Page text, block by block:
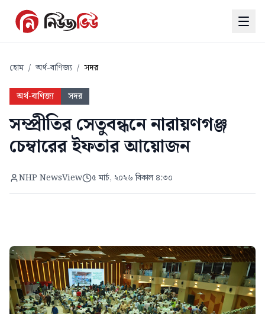
হোম / অর্থ-বাণিজ্য / সদর
অর্থ-বাণিজ্য সদর
সম্প্রীতির সেতুবন্ধনে নারায়ণগঞ্জ
চেম্বারের ইফতার আয়োজন
NHP NewsView ৫ মার্চ, ২০২৬ বিকাল ৪:৩০